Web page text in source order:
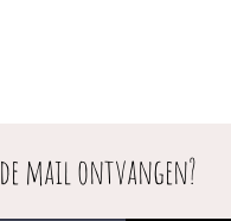
mail ontvangen?